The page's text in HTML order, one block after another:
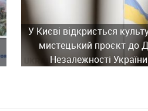
У Києві відкриється
мистецький проєкт до
Незалежності України